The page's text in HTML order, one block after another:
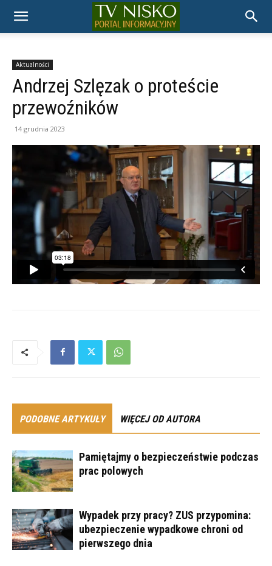
TELEWIZJA
NISKO
Aktualności
Andrzej Szlęzak o proteście
przewoźników
14 grudnia 2023
PODOBNE ARTYKUŁY WIĘCEJ OD AUTORA
Pamiętajmy o bezpieczeństwie podczas
prac polowych
Wypadek przy pracy? ZUS przypomina:
ubezpieczenie wypadkowe chroni od
pierwszego dnia